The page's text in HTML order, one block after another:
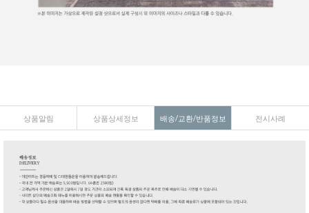
상품알림 상품상세정보 배송/교환/반품정보 전시사례